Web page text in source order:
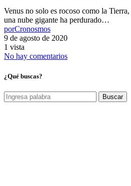
Venus no solo es rocoso como la
una nube gigante ha perdurado…
porCronosmos
9 de agosto de 2020
1 vista
No hay comentarios
¿Qué buscas?
Buscar